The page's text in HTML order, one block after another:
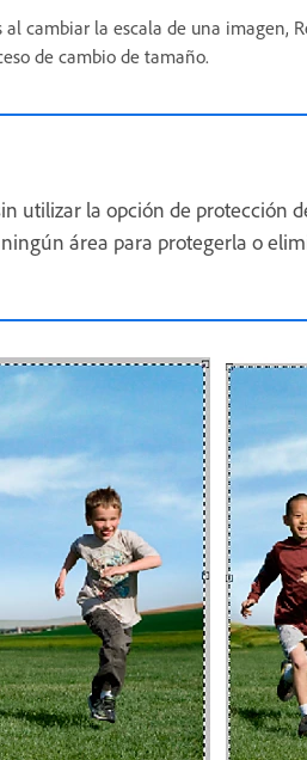
cambiar la escala de una imagen,
de cambio de tamaño.
utilizar la opción de protección
área para protegerla o